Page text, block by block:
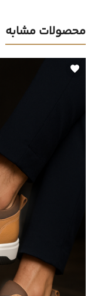
محصولات مشابه